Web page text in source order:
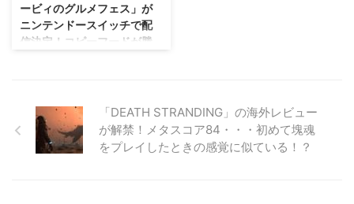
イすると改善するかもしれません
ぜ！？ 千葉大学医学部が面白い
https://youtu.be/GMCJh9ke4ZA
...
ファンの人達はめっちゃ喜んだと
思います ...
ービィのグルメフェス」が
ニンテンドースイッチで配
信決定！コピーフードが勝
∀・) 星のカービィシリーズ最新
作となる 「カービィのグルメフ
ェス」 が2022年夏にダウンロー
ド専用タイトルとして配信される
「DEATH STRANDING」の海外レビュー
が解禁！メタスコア84・・・初めて塊魂
をプレイしたときの感覚に似ている！？